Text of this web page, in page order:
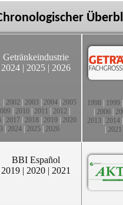
Getränkeindustrie
2024 | 2025 | 2026
2002 2003 2004 2005
2010 2011 2012
2017 2018 2019 2020
| 2024| 2025| 2026
1998 1999
2006
2013 2014
2021
BBI Español
2019 | 2020 | 2021